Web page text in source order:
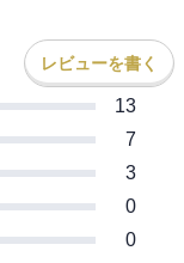
レビューを書く
13
7
3
0
0